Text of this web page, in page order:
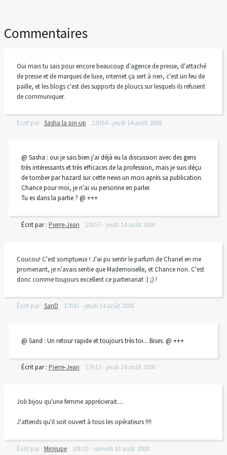
Commentaires
Oui mais tu sais pour encore beaucoup d'agence de presse, d'attaché
de presse et de marques de luxe, internet ça sert à rien, c'est un feu de
paille, et les blogs c'est des supports de ploucs sur lesquels ils refusent
de communiquer.
Écrit par : Sasha la pin-up 11h54- jeudi 14 août 2008
@ Sasha : oui je sais bien j'ai déjà eu la discussion avec des gens
très intéressants et très efficaces de la profession, mais je suis déçu
de tomber par hazard sur cette news un mois après sa publication.
Chance pour moi, je n'ai vu personne en parler.
Tu es dans la partie ? @ +++
Écrit par : Pierre-Jean 11h57- jeudi 14 août 2008
Coucou! C'est somptueux ! J'ai pu sentir le parfum de Chanel en me
promenant, je n'avais sentie que Mademoiselle, et Chance non. C'est
donc comme toujours excellent ce partenariat :) ;) !
Écrit par : SanD 17h01- jeudi 14 août 2008
@ Sand : Un retour rapide et toujours très toi... Bises. @ +++
Écrit par : Pierre-Jean 17h12- jeudi 14 août 2008
Joli bijou qu'une femme apprécierait....
J'attends qu'il soit ouvert à tous les opérateurs !!!!
Écrit par : Minijupe 10h22- samedi 16 août 2008